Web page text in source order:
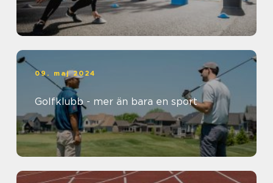
09. maj 2024
Golfklubb - mer än bara en sport